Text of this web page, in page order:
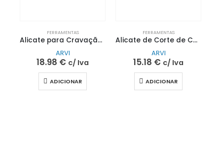
FERRAMENTAS
Alicate para Cravação de Ponteiras CT 1.5-6
ARVI
18.98 € c/ Iva
ADICIONAR
FERRAMENTAS
Alicate de Corte de Cabo CU AK-38A
ARVI
15.18 € c/ Iva
ADICIONAR